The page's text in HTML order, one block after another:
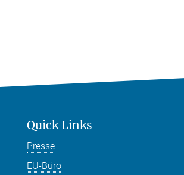
Quick Links
Presse
EU-Büro